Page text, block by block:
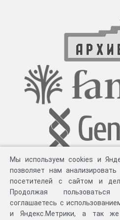
Мы используем cookies и
позволяет нам анализировать
посетителей с сайтом и
Продолжая
соглашаетесь с
и Яндекс.Метрики, а так